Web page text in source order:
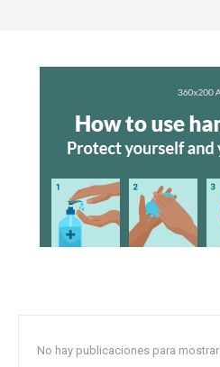
No hay publicaciones para mostrar